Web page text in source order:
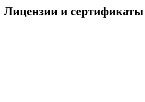
Лицензии и сертификаты